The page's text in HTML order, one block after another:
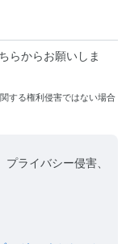
らからお願いしま
する権利侵害ではない場合
ライバシー侵害、